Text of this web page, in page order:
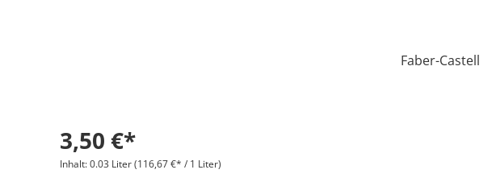
Faber-Castell
3,50 €*
Inhalt:0.03 Liter(116,67 €* / 1 Liter)